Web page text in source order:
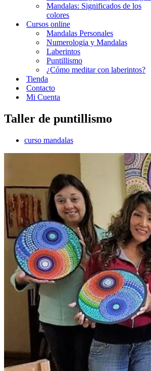
Mandalas: Significados de los
colores
Cursos online
Mandalas Personales
Numerologia y Mandalas
Laberintos
Puntillismo
¿Cómo meditar con laberintos?
Tienda
Contacto
Mi Cuenta
Taller de puntillismo
curso mandalas